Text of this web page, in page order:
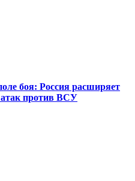
боя: Россия расширяет
против ВСУ